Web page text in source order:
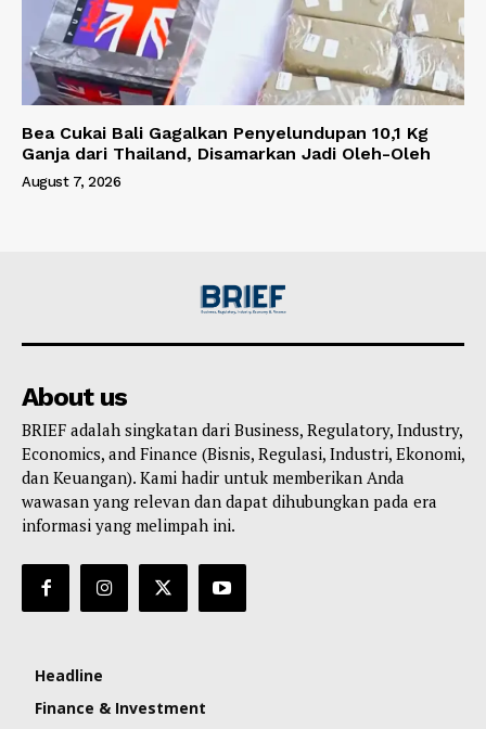
Bea Cukai Bali Gagalkan Penyelundupan 10,1 Kg
Ganja dari Thailand, Disamarkan Jadi Oleh-Oleh
August 7, 2026
About us
BRIEF adalah singkatan dari Business, Regulatory, Industry,
Economics, and Finance (Bisnis, Regulasi, Industri, Ekonomi,
dan Keuangan). Kami hadir untuk memberikan Anda
wawasan yang relevan dan dapat dihubungkan pada era
informasi yang melimpah ini.
Headline
Finance & Investment